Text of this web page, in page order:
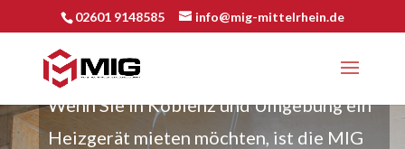
02601 9148585 info@mig-mittelrhein.de
HEIZGERÄT MIETEN
Wenn Sie in Koblenz und Umgebung ein
Heizgerät mieten möchten, ist die MIG